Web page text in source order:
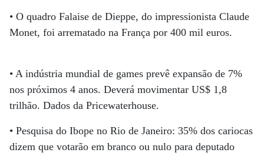
• O quadro Falaise de Dieppe, do impressionista Claude
Monet, foi arrematado na França por 400 mil euros.
• A indústria mundial de games prevê expansão de 7%
nos próximos 4 anos. Deverá movimentar US$ 1,8
trilhão. Dados da Pricewaterhouse.
• Pesquisa do Ibope no Rio de Janeiro: 35% dos cariocas
dizem que votarão em branco ou nulo para deputado